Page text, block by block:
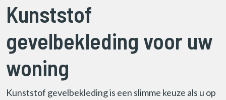
Kunststof
gevelbekleding voor uw
woning
Kunststof gevelbekleding is een slimme keuze als u op